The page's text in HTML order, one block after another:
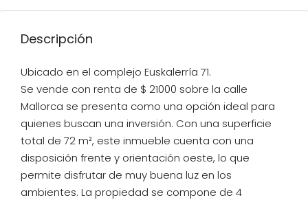
Descripción
Ubicado en el complejo Euskalerría 71.
Se vende con renta de $ 21000 sobre la calle
Mallorca se presenta como una opción ideal para
quienes buscan una inversión. Con una superficie
total de 72 m², este inmueble cuenta con una
disposición frente y orientación oeste, lo que
permite disfrutar de muy buena luz en los
ambientes. La propiedad se compone de 4